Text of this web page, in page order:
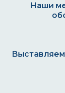
Наши